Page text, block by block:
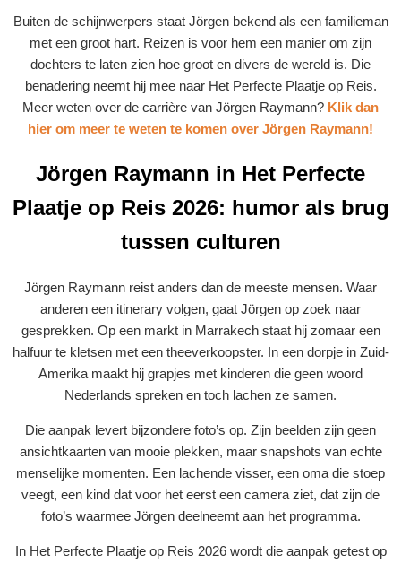
Buiten de schijnwerpers staat Jörgen bekend als een familieman
met een groot hart. Reizen is voor hem een manier om zijn
dochters te laten zien hoe groot en divers de wereld is. Die
benadering neemt hij mee naar Het Perfecte Plaatje op Reis.
Meer weten over de carrière van Jörgen Raymann? Klik dan
hier om meer te weten te komen over Jörgen Raymann!
Jörgen Raymann in Het Perfecte
Plaatje op Reis 2026: humor als brug
tussen culturen
Jörgen Raymann reist anders dan de meeste mensen. Waar
anderen een itinerary volgen, gaat Jörgen op zoek naar
gesprekken. Op een markt in Marrakech staat hij zomaar een
halfuur te kletsen met een theeverkoopster. In een dorpje in Zuid-
Amerika maakt hij grapjes met kinderen die geen woord
Nederlands spreken en toch lachen ze samen.
Die aanpak levert bijzondere foto’s op. Zijn beelden zijn geen
ansichtkaarten van mooie plekken, maar snapshots van echte
menselijke momenten. Een lachende visser, een oma die stoep
veegt, een kind dat voor het eerst een camera ziet, dat zijn de
foto’s waarmee Jörgen deelneemt aan het programma.
In Het Perfecte Plaatje op Reis 2026 wordt die aanpak getest op